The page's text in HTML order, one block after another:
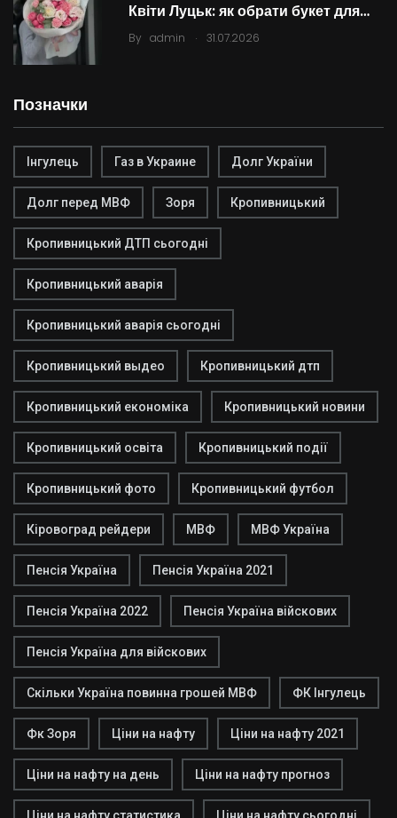
Квіти Луцьк: як обрати букет для…
By admin . 31.07.2026
Позначки
Інгулець Газ в Украине Долг України
Долг перед МВФ Зоря Кропивницький
Кропивницький ДТП сьогодні
Кропивницький аварія
Кропивницький аварія сьогодні
Кропивницький выдео Кропивницький дтп
Кропивницький економіка Кропивницький новини
Кропивницький освіта Кропивницький події
Кропивницький фото Кропивницький футбол
Кіровоград рейдери МВФ МВФ Україна
Пенсія Україна Пенсія Україна 2021
Пенсія Україна 2022 Пенсія Україна війскових
Пенсія Україна для війскових
Скільки Україна повинна грошей МВФ ФК Інгулець
Фк Зоря Ціни на нафту Ціни на нафту 2021
Ціни на нафту на день Ціни на нафту прогноз